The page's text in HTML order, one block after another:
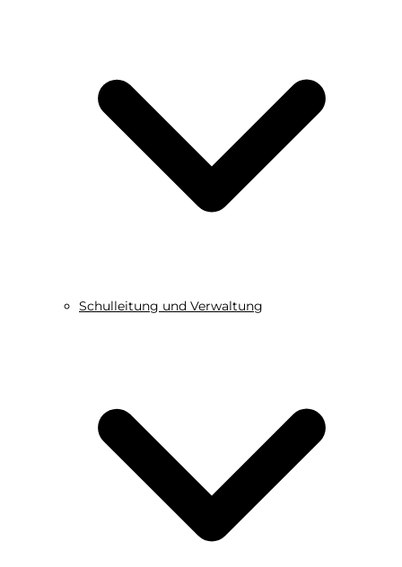
Schulleitung und Verwaltung